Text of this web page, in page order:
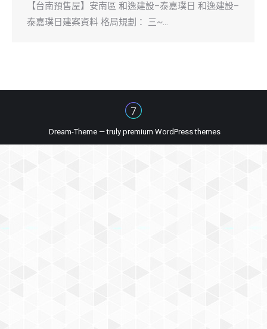
【台南預售屋】安南區 和逸建設–泰嘉璞日 和逸建設–
泰嘉璞日建案資料 格局規劃： 三~…
Dream-Theme — truly premium WordPress themes